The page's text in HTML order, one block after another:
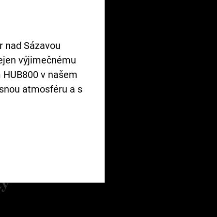
nad Sázavou
výjimečnému
v našem
atmosféru a s